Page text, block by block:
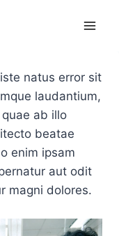
natus error sit
laudantium,
ab illo
beatae
enim ipsam
aut odit
magni dolores.